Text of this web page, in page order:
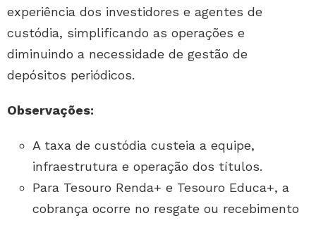
experiência dos investidores e agentes de
custódia, simplificando as operações e
diminuindo a necessidade de gestão de
depósitos periódicos.
Observações:
A taxa de custódia custeia a equipe,
infraestrutura e operação dos títulos.
Para Tesouro Renda+ e Tesouro Educa+, a
cobrança ocorre no resgate ou recebimento